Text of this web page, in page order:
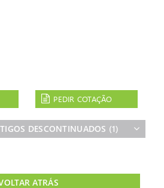
PEDIR COTAÇÃO
DESCONTINUADOS (1)
ATRÁS